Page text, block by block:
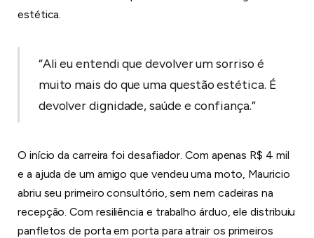
estética.
“Ali eu entendi que devolver um sorriso é
muito mais do que uma questão estética. É
devolver dignidade, saúde e confiança.”
O início da carreira foi desafiador. Com apenas R$ 4 mil
e a ajuda de um amigo que vendeu uma moto, Mauricio
abriu seu primeiro consultório, sem nem cadeiras na
recepção. Com resiliência e trabalho árduo, ele distribuiu
panfletos de porta em porta para atrair os primeiros